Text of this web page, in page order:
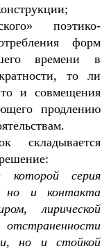
поэтико-
форм
времени в
то ли
и совмещения
продлению
складывается
которой серия
но и контакта
лирической
но и стойкой